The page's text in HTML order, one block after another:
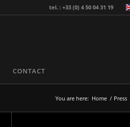
tel. : +33 (0) 4 50 04 31 19
CONTACT
You are here: Home / Press